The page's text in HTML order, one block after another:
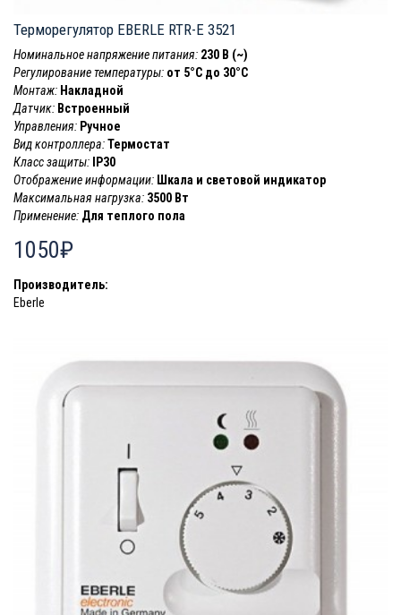
Терморегулятор EBERLE RTR-E 3521
Номинальное напряжение питания: 230 В (~)
Регулирование температуры: от 5°C до 30°C
Монтаж: Накладной
Датчик: Встроенный
Управления: Ручное
Вид контроллера:Термостат
Класс защиты:
IP30
Отображение информации: Шкала и световой индикатор
Максимальная нагрузка: 3500 Вт
Применение: Для теплого пола
1050₽
Производитель:
Eberle